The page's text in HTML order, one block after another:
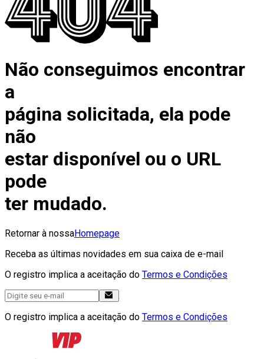
Não conseguimos encontrar
a
página solicitada, ela pode
não
estar disponível ou o URL
pode
ter mudado.
Retornar à nossaHomepage
Receba as últimas novidades em sua caixa de e-mail
O registro implica a aceitação do Termos e Condições
O registro implica a aceitação do Termos e Condições